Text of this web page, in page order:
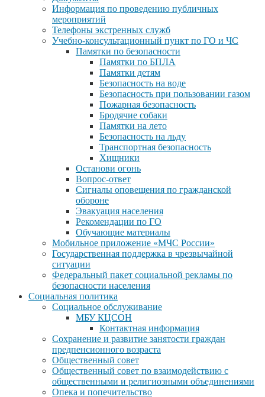
Информация по проведению публичных
мероприятий
Телефоны экстренных служб
Учебно-консультационный пункт по ГО и ЧС
Памятки по безопасности
Памятки по БПЛА
Памятки детям
Безопасность на воде
Безопасность при пользовании газом
Пожарная безопасность
Бродячие собаки
Памятки на лето
Безопасность на льду
Транспортная безопасность
Хищники
Останови огонь
Вопрос-ответ
Сигналы оповещения по гражданской
обороне
Эвакуация населения
Рекомендации по ГО
Обучающие материалы
Мобильное приложение «МЧС России»
Государственная поддержка в чрезвычайной
ситуации
Федеральный пакет социальной рекламы по
безопасности населения
Социальная политика
Социальное обслуживание
МБУ КЦСОН
Контактная информация
Сохранение и развитие занятости граждан
предпенсионного возраста
Общественный совет
Общественный совет по взаимодействию с
общественными и религиозными объединениями
Опека и попечительство